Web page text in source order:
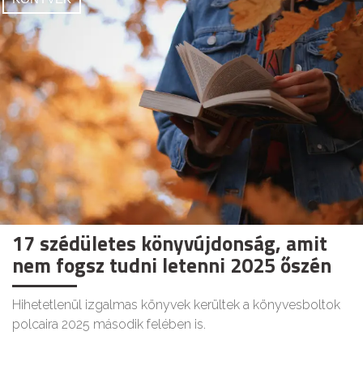
17 szédületes könyvújdonság, amit
nem fogsz tudni letenni 2025 őszén
Hihetetlenül izgalmas könyvek kerültek a könyvesboltok
polcaira 2025 második felében is.